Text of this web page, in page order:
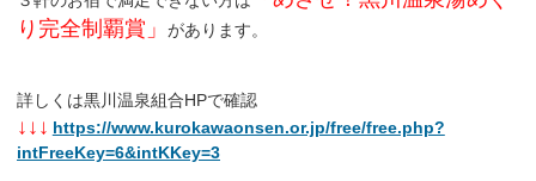
り完全制覇賞」
があります。
詳しくは黒川温泉組合HPで確認
↓↓↓ https://www.kurokawaonsen.or.jp/free/free.php?
intFreeKey=6&intKKey=3